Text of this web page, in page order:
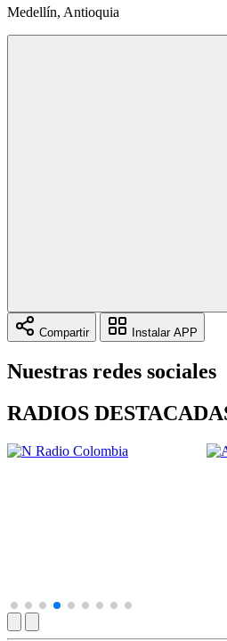
Medellín, Antioquia
Compartir Instalar APP
Nuestras redes sociales
RADIOS